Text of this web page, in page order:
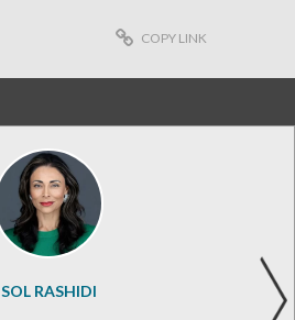
COPY LINK
SOL RASHIDI